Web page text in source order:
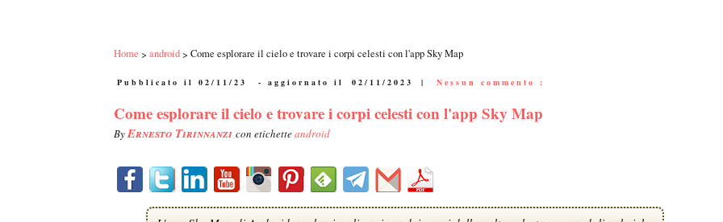
Home android Come esplorare il cielo e trovare i corpi celesti con l'app Sky Map
Pubblicato il 02/11/23 - aggiornato il 02/11/2023 | Nessun commento :
Come esplorare il cielo e trovare i corpi celesti con l'app Sky Map
ByErnesto Tirinnanzi con etichetteandroid